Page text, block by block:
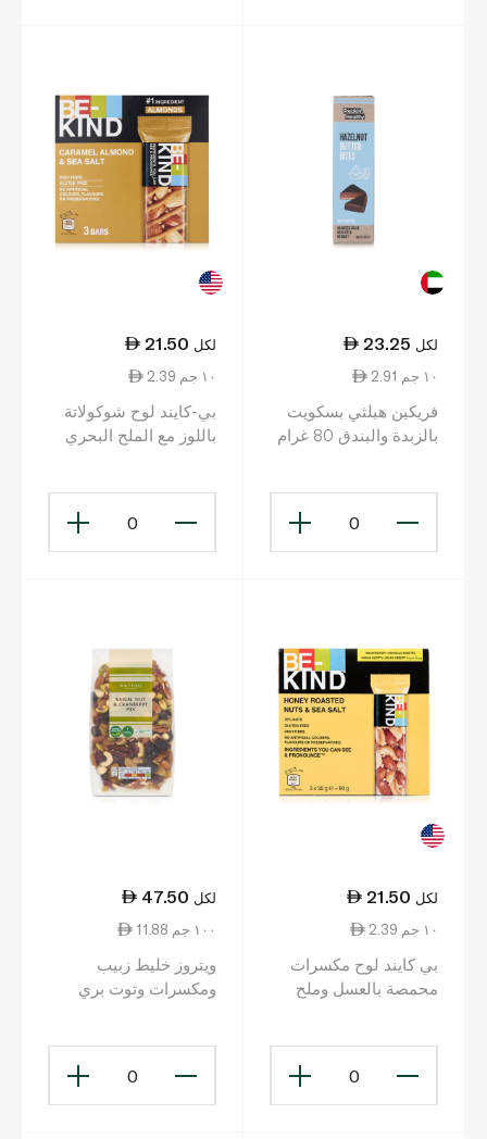
23.25 لكل
2.91 ١٠ جم
فريكين هيلثي بسكويت
بالزبدة والبندق 80 غرام
0
21.50 لكل
2.39 ١٠ جم
بي-كايند لوح شوكولاتة
باللوز مع الملح البحري
0
21.50 لكل
2.39 ١٠ جم
بي كايند لوح مكسرات
محمصة بالعسل وملح
0
47.50 لكل
11.88 ١٠٠ جم
ويتروز خليط زبيب
ومكسرات وتوت بري
0